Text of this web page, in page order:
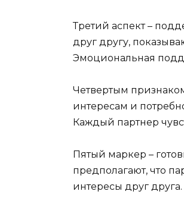
Третий аспект –
друг другу,
Эмоциональная
Четвертым
интересам и
Каждый партнер
Пятый маркер –
предполагают, что
интересы друг